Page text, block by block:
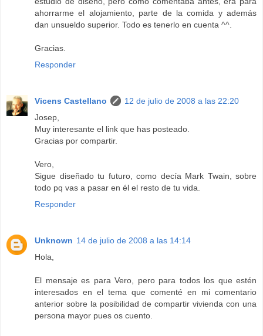
ahorrarme el alojamiento, parte de la comida y además
dan unsueldo superior. Todo es tenerlo en cuenta ^^.
Gracias.
Responder
Vicens Castellano
12 de julio de 2008 a las 22:20
Josep,
Muy interesante el link que has posteado.
Gracias por compartir.
Vero,
Sigue diseñado tu futuro, como decía Mark Twain, sobre
todo pq vas a pasar en él el resto de tu vida.
Responder
Unknown 14 de julio de 2008 a las 14:14
Hola,
El mensaje es para Vero, pero para todos los que estén
interesados en el tema que comenté en mi comentario
anterior sobre la posibilidad de compartir vivienda con una
persona mayor pues os cuento.